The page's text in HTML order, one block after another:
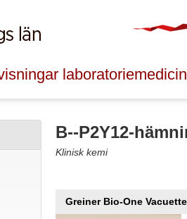
laboratoriemedicin
B--P2Y12-
Klinisk kemi
Greiner Bio-One